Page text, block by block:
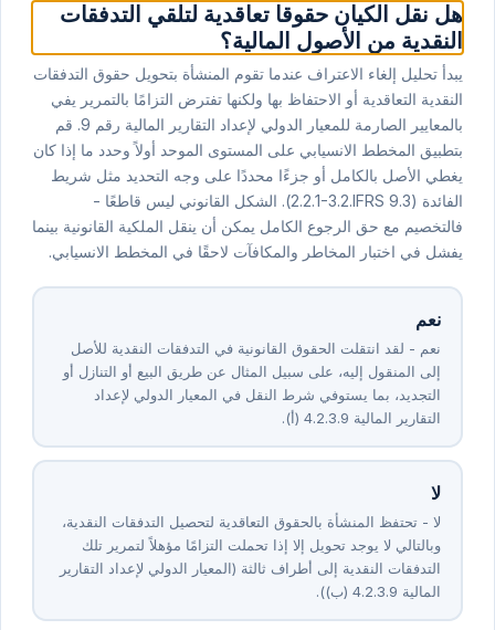
هل نقل الكيان حقوقا تعاقدية لتلقي التدفقات
النقدية من الأصول المالية؟
يبدأ تحليل إلغاء الاعتراف عندما تقوم المنشأة بتحويل حقوق التدفقات
النقدية التعاقدية أو الاحتفاظ بها ولكنها تفترض التزامًا بالتمرير يفي
بالمعايير الصارمة للمعيار الدولي لإعداد التقارير المالية رقم ⁦9⁩. قم
بتطبيق المخطط الانسيابي على المستوى الموحد أولاً وحدد ما إذا كان
يغطي الأصل بالكامل أو جزءًا محددًا على وجه التحديد مثل شريط
الفائدة (⁦IFRS ⁦9⁩.⁦3⁩⁩.⁦2⁩.⁦1-3⁩.⁦2⁩.⁦2⁩). الشكل القانوني ليس قاطعًا -
فالتخصيم مع حق الرجوع الكامل يمكن أن ينقل الملكية القانونية بينما
يفشل في اختبار المخاطر والمكافآت لاحقًا في المخطط الانسيابي.
نعم
نعم - لقد انتقلت الحقوق القانونية في التدفقات النقدية للأصل
إلى المنقول إليه، على سبيل المثال عن طريق البيع أو التنازل أو
التجديد، بما يستوفي شرط النقل في المعيار الدولي لإعداد
التقارير المالية ⁦9⁩.⁦3⁩.⁦2⁩.⁦4⁩ (أ).
لا
لا - تحتفظ المنشأة بالحقوق التعاقدية لتحصيل التدفقات النقدية،
وبالتالي لا يوجد تحويل إلا إذا تحملت التزامًا مؤهلاً لتمرير تلك
التدفقات النقدية إلى أطراف ثالثة (المعيار الدولي لإعداد التقارير
المالية ⁦9⁩.⁦3⁩.⁦2⁩.⁦4⁩ (ب)).